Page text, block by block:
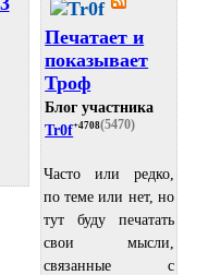
Печатает и
показывает
Троф
Блог участника
Tr0f+4708(5470)
Часто или редко,
по теме или нет, но
тут буду печатать
свои мысли,
связанные с